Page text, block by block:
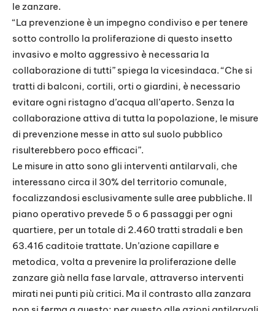
le zanzare.
“La prevenzione è un impegno condiviso e per tenere
sotto controllo la proliferazione di questo insetto
invasivo e molto aggressivo è necessaria la
collaborazione di tutti” spiega la vicesindaca. “Che si
tratti di balconi, cortili, orti o giardini, è necessario
evitare ogni ristagno d’acqua all’aperto. Senza la
collaborazione attiva di tutta la popolazione, le misure
di prevenzione messe in atto sul suolo pubblico
risulterebbero poco efficaci”.
Le misure in atto sono gli interventi antilarvali, che
interessano circa il 30% del territorio comunale,
focalizzandosi esclusivamente sulle aree pubbliche. Il
piano operativo prevede 5 o 6 passaggi per ogni
quartiere, per un totale di 2.460 tratti stradali e ben
63.416 caditoie trattate. Un’azione capillare e
metodica, volta a prevenire la proliferazione delle
zanzare già nella fase larvale, attraverso interventi
mirati nei punti più critici. Ma il contrasto alla zanzara